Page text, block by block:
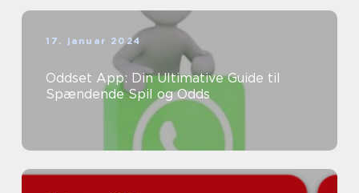
17. januar 2024
Oddset App: Din Ultimative Guide til
Spændende Spil og Odds